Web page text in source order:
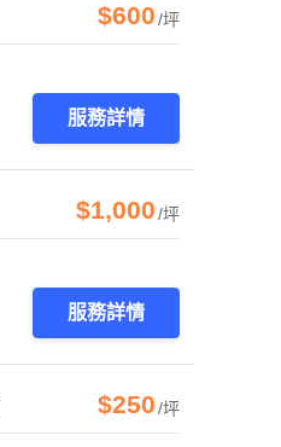
$600/坪
服務詳情
$1,000/坪
服務詳情
$250/坪